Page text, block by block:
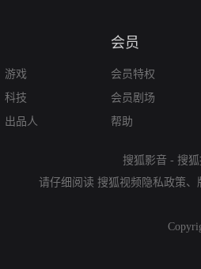
游戏
科技
出品人
会员
会员特权
会员剧场
帮助
搜狐影音 - 搜
请仔细阅读 搜狐视频隐私政策、